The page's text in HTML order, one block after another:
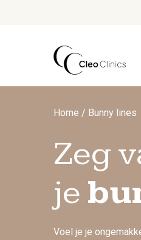
Face slimming
Fronsrimpel
Gummy smile
Hyperhidrosis
Kraaienpootjes
Lipflip
Home / Bunny lines
Zeg
je
Voel je je